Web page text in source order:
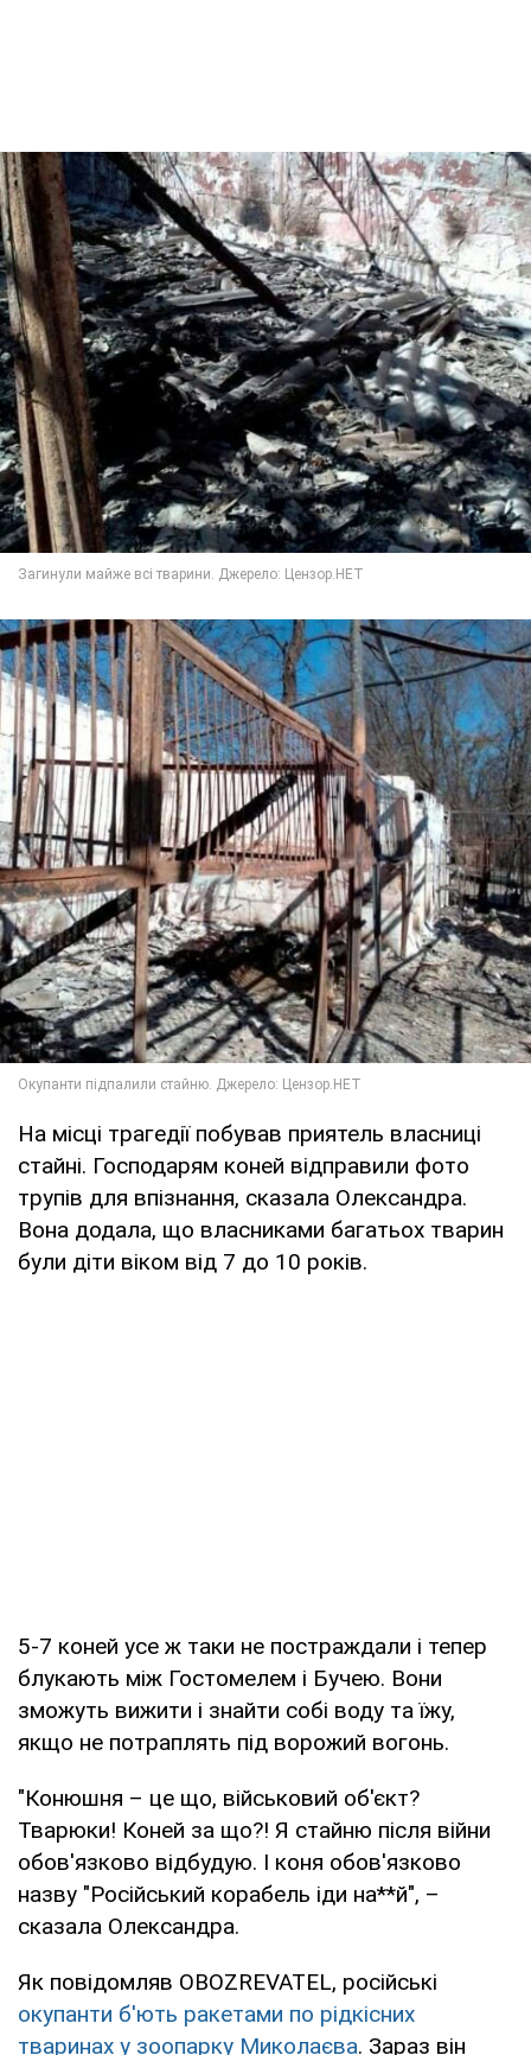
На місці трагедії побував приятель власниці
стайні. Господарям коней відправили фото
трупів для впізнання, сказала Олександра.
Вона додала, що власниками багатьох тварин
були діти віком від 7 до 10 років.
5-7 коней усе ж таки не постраждали і тепер
блукають між Гостомелем і Бучею. Вони
зможуть вижити і знайти собі воду та їжу,
якщо не потраплять під ворожий вогонь.
"Конюшня – це що, військовий об'єкт?
Тварюки! Коней за що?! Я стайню після війни
обов'язково відбудую. І коня обов'язково
назву "Російський корабель іди на**й", –
сказала Олександра.
Як повідомляв OBOZREVATEL, російські
окупанти б'ють ракетами по рідкісних
тваринах у зоопарку Миколаєва. Зараз він